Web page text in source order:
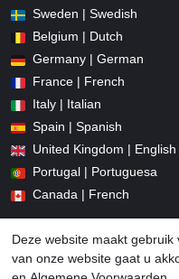
Sweden | Swedish
Belgium | Dutch
Germany | German
France | French
Italy | Italian
Spain | Spanish
United Kingdom | English
Portugal | Portuguesa
Canada | French
Deze website maakt gebruik
van onze website gaat u